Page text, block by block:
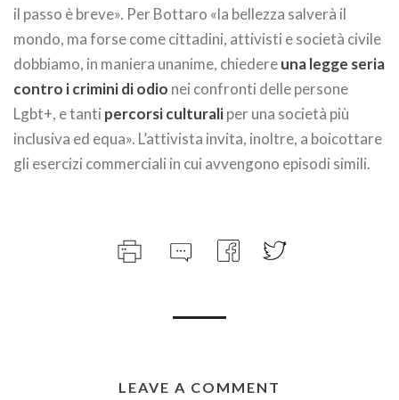
il passo è breve». Per Bottaro «la bellezza salverà il
mondo, ma forse come cittadini, attivisti e società civile
dobbiamo, in maniera unanime, chiedereuna legge seria
contro i crimini di odio nei confronti delle persone
Lgbt+, e tanti percorsi culturaliper una società più
inclusiva ed equa». L’attivista invita, inoltre, a boicottare
gli esercizi commerciali in cui avvengono episodi simili.
LEAVE A COMMENT